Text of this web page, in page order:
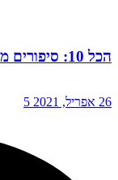
הכל 10: סיפורים מהחיים בלי מתכונים
26 אפריל, 2021 5